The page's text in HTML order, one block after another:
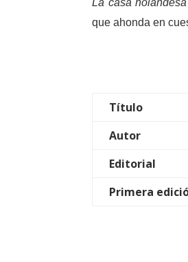
La casa holandesa
que ahonda en
Título
Autor
Editorial
Primera